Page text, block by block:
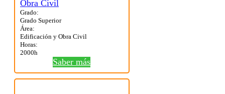
Grado:
Grado Superior
Área:
Edificación y Obra Civil
Horas:
2000h
Saber más